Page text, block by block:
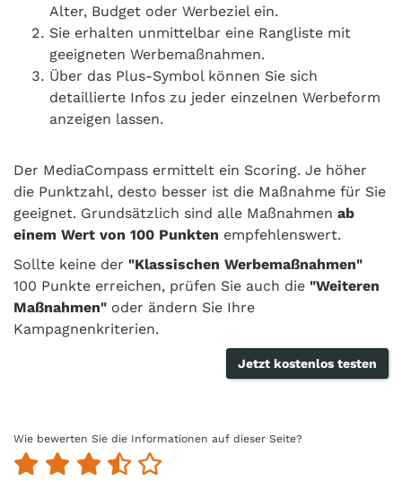
Alter, Budget oder Werbeziel ein.
Sie erhalten unmittelbar eine Rangliste mit
geeigneten Werbemaßnahmen.
Über das Plus-Symbol können Sie sich
detaillierte Infos zu jeder einzelnen Werbeform
anzeigen lassen.
Der MediaCompass ermittelt ein Scoring. Je höher
die Punktzahl, desto besser ist die Maßnahme für Sie
geeignet. Grundsätzlich sind alle Maßnahmen ab
einem Wert von 100 Punkten empfehlenswert.
Sollte keine der "Klassischen Werbemaßnahmen"
100 Punkte erreichen, prüfen Sie auch die "Weiteren
Maßnahmen" oder ändern Sie Ihre
Kampagnenkriterien.
Jetzt kostenlos testen
Wie bewerten Sie die Informationen auf dieser Seite?